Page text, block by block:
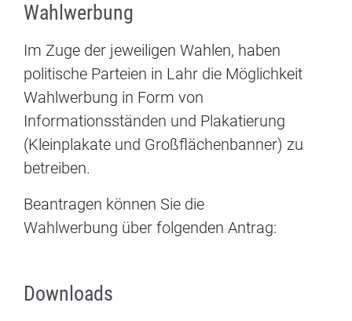
Wahlwerbung
Im Zuge der jeweiligen Wahlen, haben
politische Parteien in Lahr die Möglichkeit
Wahlwerbung in Form von
Informationsständen und Plakatierung
(Kleinplakate und Großflächenbanner) zu
betreiben.
Beantragen können Sie die
Wahlwerbung über folgenden Antrag:
Downloads